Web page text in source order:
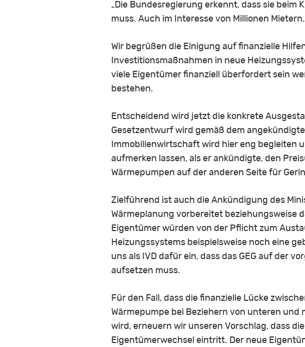
„Die Bundesregierung erkennt, dass sie
muss. Auch im Interesse von Millionen Mietern.
Wir begrüßen die Einigung auf finanzielle
Investitionsmaßnahmen in neue
viele Eigentümer finanziell überfordert sein
bestehen.
Entscheidend wird jetzt die konkrete
Gesetzentwurf wird gemäß dem
Immobilienwirtschaft wird hier eng begleiten
aufmerken lassen, als er ankündigte, den
Wärmepumpen auf der anderen Seite für
Zielführend ist auch die Ankündigung des
Wärmeplanung vorbereitet beziehungsweise
Eigentümer würden von der Pflicht zum
Heizungssystems beispielsweise noch eine
uns als IVD dafür ein, dass das GEG auf der
aufsetzen muss.
Für den Fall, dass die finanzielle Lücke
Wärmepumpe bei Beziehern von unteren
wird, erneuern wir unseren Vorschlag, dass
Eigentümerwechsel eintritt. Der neue